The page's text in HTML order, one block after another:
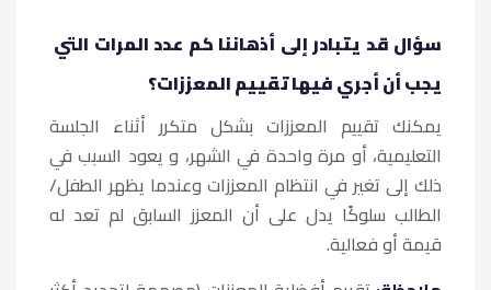
سؤال قد يتبادر إلى أذهاننا كم عدد المرات التي
يجب أن أجري فيها تقييم المعززات؟
يمكنك تقييم المعززات بشكل متكرر أثناء الجلسة
التعليمية، أو مرة واحدة في الشهر، و يعود السبب في
ذلك إلى تغير في انتظام المعززات وعندما يظهر الطفل/
الطالب سلوكًا يدل على أن المعزز السابق لم تعد له
قيمة أو فعالية.